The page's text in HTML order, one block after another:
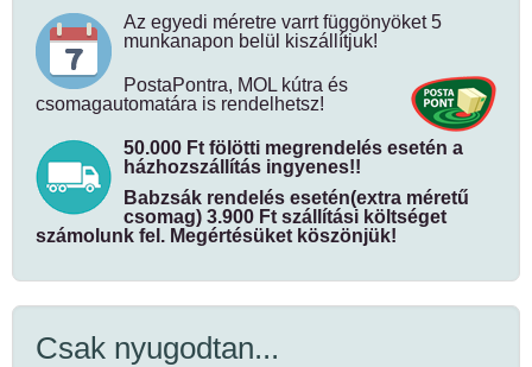
Az egyedi méretre varrt függönyöket 5
munkanapon belül kiszállítjuk!
PostaPontra, MOL kútra és
csomagautomatára is rendelhetsz!
50.000 Ft fölötti megrendelés esetén a
házhozszállítás ingyenes!!
Babzsák rendelés esetén(extra méretű
csomag) 3.900 Ft szállítási költséget
számolunk fel. Megértésüket köszönjük!
Csak nyugodtan...